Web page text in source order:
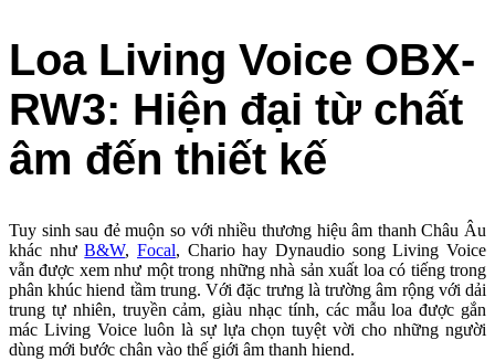
Loa Living Voice OBX-
RW3: Hiện đại từ chất
âm đến thiết kế
Tuy sinh sau đẻ muộn so với nhiều thương hiệu âm thanh Châu Âu
khác nhưB&W,Focal, Chario hay Dynaudio song Living Voice
vẫn được xem như một trong những nhà sản xuất loa có tiếng trong
phân khúc hiend tầm trung. Với đặc trưng là trường âm rộng với dải
trung tự nhiên, truyền cảm, giàu nhạc tính, các mẫu loa được gắn
mác Living Voice luôn là sự lựa chọn tuyệt vời cho những người
dùng mới bước chân vào thế giới âm thanh hiend.